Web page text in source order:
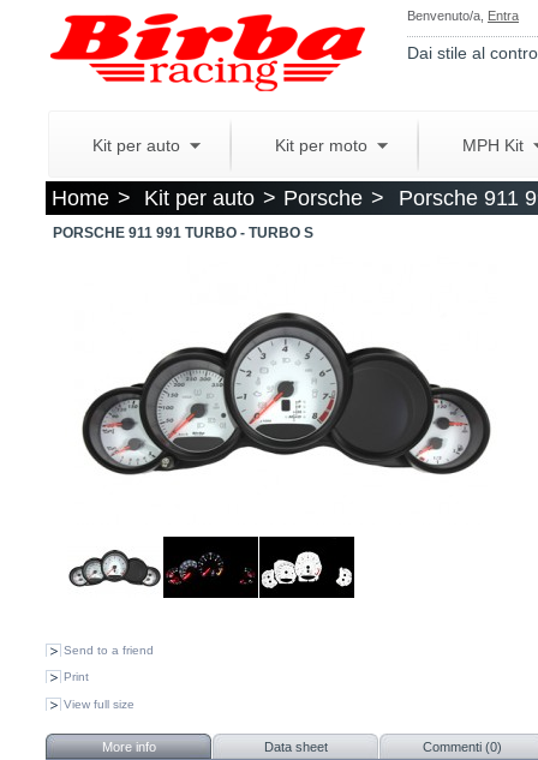
Kit per auto Kit per moto MPH Kit
Benvenuto/a, Entra
Dai stile al
Home > Kit per auto > Porsche > Porsche 911
PORSCHE 911 991 TURBO - TURBO S
Send to a friend
Print
View full size
More info Data sheet Commenti (0)